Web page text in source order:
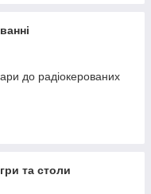
до радіокерованих
та столи